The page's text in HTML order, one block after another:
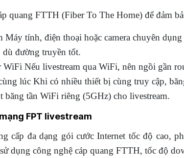
quang FTTH (Fiber To The Home) để đảm
Máy tính, điện thoại hoặc camera chuyên
dù đường truyền tốt.
Nếu livestream qua WiFi, nên ngồi gần
lúc Khi có nhiều thiết bị cùng truy cập,
băng tần WiFi riêng (5GHz) cho livestream.
FPT livestream
cấp đa dạng gói cước Internet tốc độ cao,
dụng công nghệ cáp quang FTTH, tốc độ